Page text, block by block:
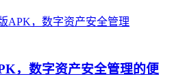
，数字资产安全管理的便